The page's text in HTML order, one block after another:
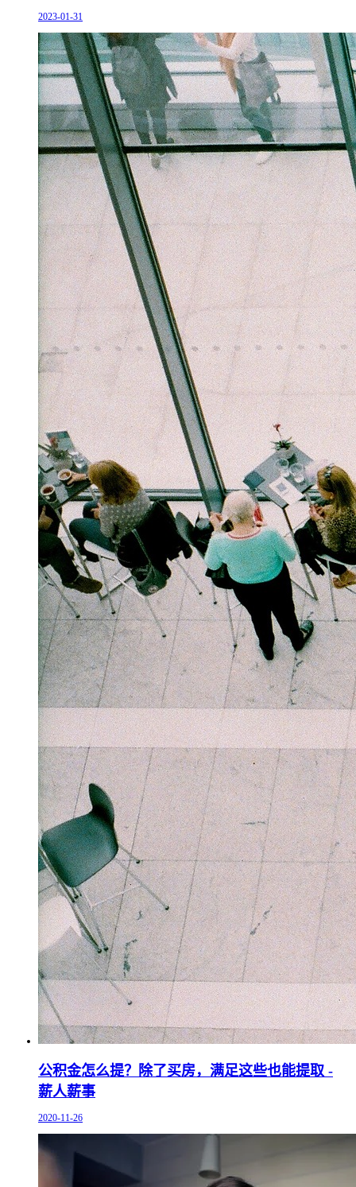
2023-01-31
公积金怎么提？除了买房，满足这些也能提取 -
薪人薪事
2020-11-26